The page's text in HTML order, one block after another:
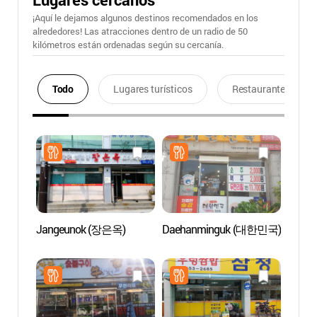
¡Aquí le dejamos algunos destinos recomendados en los
alrededores! Las atracciones dentro de un radio de 50
kilómetros están ordenadas según su cercanía.
Todo Lugares turísticos Restaurantes
Jangeunok (장은옥) Daehanminguk (대한민국)